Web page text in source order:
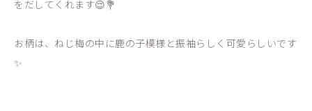
をだしてくれます😌💐
お柄は、ねじ梅の中に鹿の子模様と振袖らしく可愛らしいです
✨